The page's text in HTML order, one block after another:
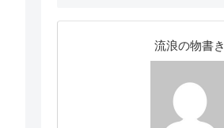
流浪の物書き